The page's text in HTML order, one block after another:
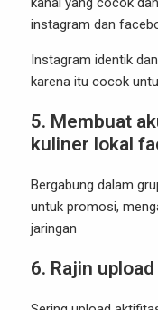
instagram dan
Instagram identik
karena itu cocok
5. Membuat
kuliner lokal
Bergabung dalam
untuk promosi,
jaringan
6. Rajin